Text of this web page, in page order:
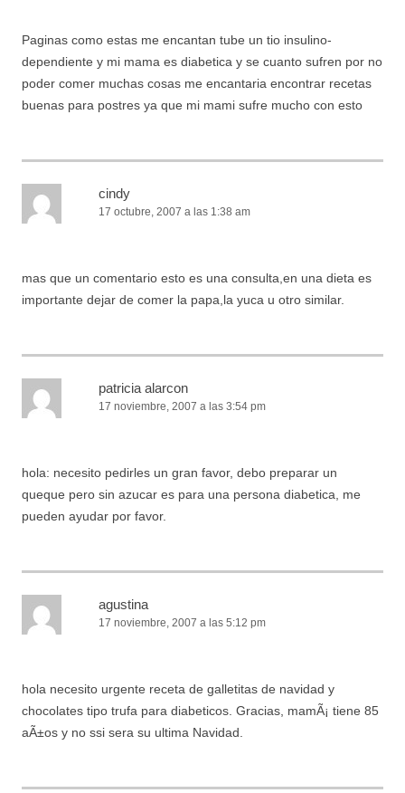
Paginas como estas me encantan tube un tio insulino-
dependiente y mi mama es diabetica y se cuanto sufren por no
poder comer muchas cosas me encantaria encontrar recetas
buenas para postres ya que mi mami sufre mucho con esto
cindy
17 octubre, 2007 a las 1:38 am
mas que un comentario esto es una consulta,en una dieta es
importante dejar de comer la papa,la yuca u otro similar.
patricia alarcon
17 noviembre, 2007 a las 3:54 pm
hola: necesito pedirles un gran favor, debo preparar un
queque pero sin azucar es para una persona diabetica, me
pueden ayudar por favor.
agustina
17 noviembre, 2007 a las 5:12 pm
hola necesito urgente receta de galletitas de navidad y
chocolates tipo trufa para diabeticos. Gracias, mamÃ¡ tiene 85
aÃ±os y no ssi sera su ultima Navidad.